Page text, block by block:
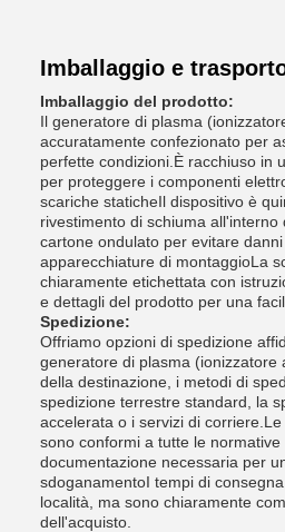
Imballaggio e
Imballaggio del prodotto:
Il generatore di plasma
accuratamente confezionato per
perfette condizioni.È racchiuso in
per proteggere i componenti
scariche staticheIl dispositivo è
rivestimento di schiuma
cartone ondulato per evitare
apparecchiature di montaggioLa
chiaramente etichettata con
e dettagli del prodotto per una
Spedizione:
Offriamo opzioni di spedizione
generatore di plasma (ionizzatore
della destinazione, i metodi di
spedizione terrestre standard, la
accelerata o i servizi di
sono conformi a tutte le
documentazione necessaria per
sdoganamentoI tempi di
località, ma sono chiaramente
dell'acquisto.